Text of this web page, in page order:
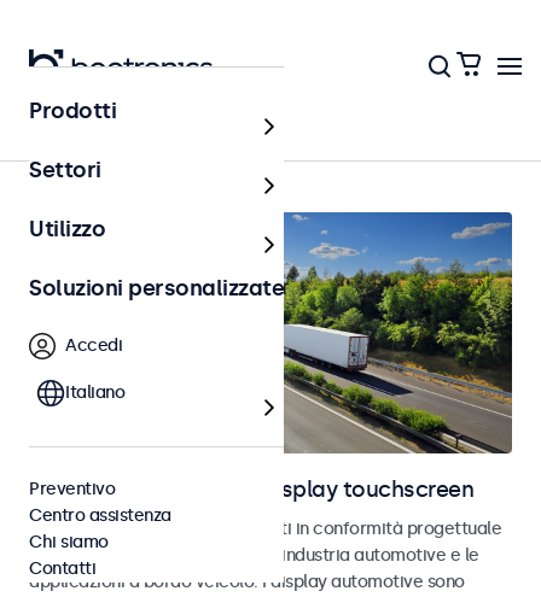
Home
Monitor automotive e display touchscreen
Monitor e touchscreen sviluppati in conformità progettuale
agli standard eMark e SAE per l’industria automotive e le
applicazioni a bordo veicolo. I display automotive sono
Prodotti
Settori
Utilizzo
Soluzioni personalizzate
Accedi
Italiano
Preventivo
Centro assistenza
Chi siamo
Contatti